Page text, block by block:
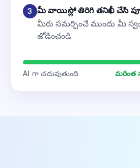
3
మీ వాయిస్లో తిరిగి తనిఖీ చేసి
మీరు సమర్పించే ముందు మీ
జోడించండి
AI గా చదువుతుంది మరింత